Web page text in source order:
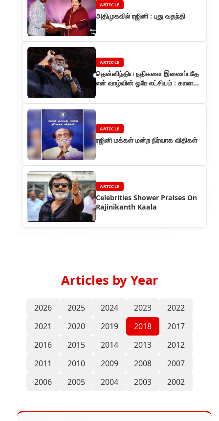
ARTICLE
அதிமுகவில் ரஜினி : புது வதந்தி
ARTICLE
தென்னிந்திய நதிகளை இணைப்பதே
என் வாழ்வின் ஓரே லட்சியம் : காலா
ARTICLE
ரஜினி மக்கள் மன்ற நிர்வாக விதிகள்
ARTICLE
Celebrities Shower Praises On
Rajinikanth Kaala
Articles by Year
2026 2025 2024 2023
2022
2021
2020 2019 2018
2017
2016
2015 2014 2013
2012
2011
2010 2009 2008
2007
2006
2005 2004 2003 2002